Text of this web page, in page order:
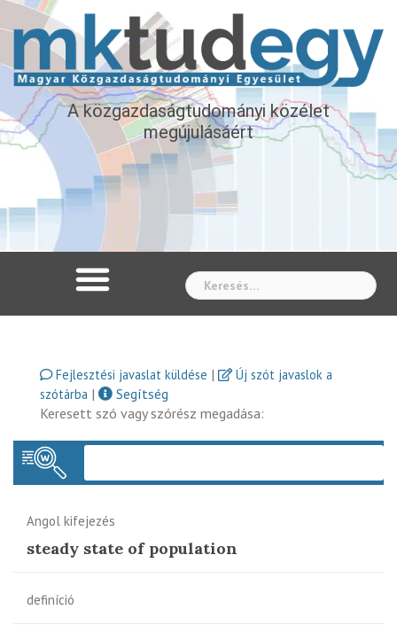
A közgazdaságtudományi közélet
megújulásáért
Fejlesztési javaslat küldése |
Új szót javaslok a
szótárba |
Segítség
Keresett szó vagy szórész megadása:
Angol kifejezés
steady state of population
definíció